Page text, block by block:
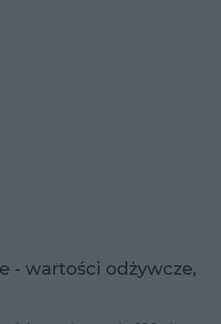
- wartości odżywcze,